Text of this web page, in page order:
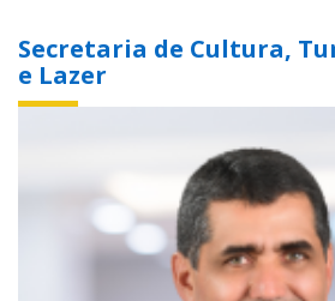
Secretaria de Cultura,
e Lazer